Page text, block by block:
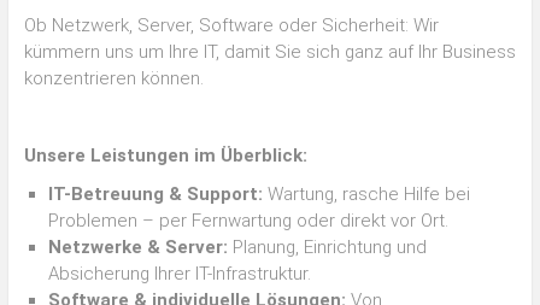
Ob Netzwerk, Server, Software oder Sicherheit: Wir
kümmern uns um Ihre IT, damit Sie sich ganz auf Ihr Business
konzentrieren können.
Unsere Leistungen im Überblick:
IT-Betreuung & Support: Wartung, rasche Hilfe bei
Problemen – per Fernwartung oder direkt vor Ort.
Netzwerke & Server: Planung, Einrichtung und
Absicherung Ihrer IT-Infrastruktur.
Software & individuelle Lösungen: Von